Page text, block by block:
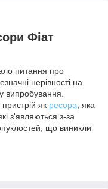
Фіат
питання про
нерівності на
випробування.
як ресора, яка
з'являються з-за
що виникли